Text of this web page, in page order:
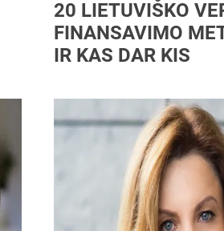
20 LIETUVIŠKO
FINANSAVIMO
IR KAS DAR KIS